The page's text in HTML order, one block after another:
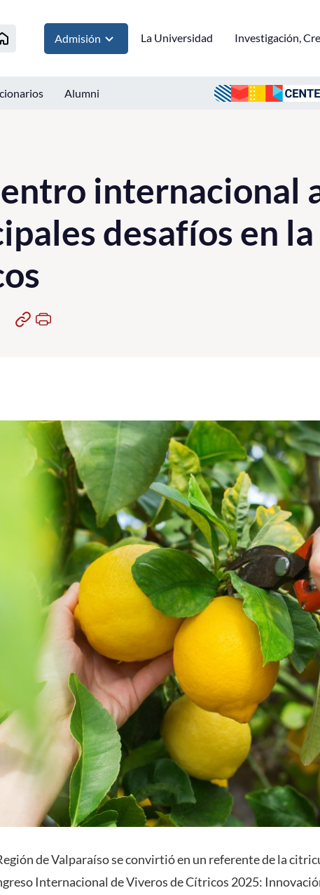
Admisión La Universidad Investigación,
Alumni
internacional
desafíos en
de Valparaíso se convirtió en un referente de la
Internacional de Viveros de Cítricos 2025: